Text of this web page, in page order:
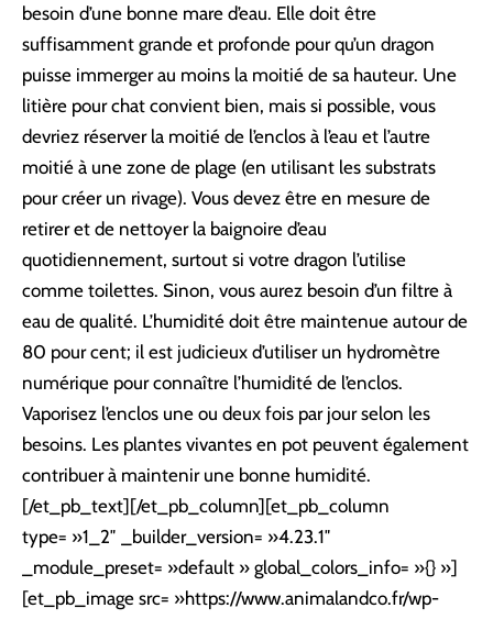
besoin d’une bonne mare d’eau. Elle doit être
suffisamment grande et profonde pour qu’un dragon
puisse immerger au moins la moitié de sa hauteur. Une
litière pour chat convient bien, mais si possible, vous
devriez réserver la moitié de l’enclos à l’eau et l’autre
moitié à une zone de plage (en utilisant les substrats
pour créer un rivage). Vous devez être en mesure de
retirer et de nettoyer la baignoire d’eau
quotidiennement, surtout si votre dragon l’utilise
comme toilettes. Sinon, vous aurez besoin d’un filtre à
eau de qualité. L’humidité doit être maintenue autour de
80 pour cent; il est judicieux d’utiliser un hydromètre
numérique pour connaître l’humidité de l’enclos.
Vaporisez l’enclos une ou deux fois par jour selon les
besoins. Les plantes vivantes en pot peuvent également
contribuer à maintenir une bonne humidité.
[/et_pb_text][/et_pb_column][et_pb_column
type= »1_2″ _builder_version= »4.23.1″
_module_preset= »default » global_colors_info= »{} »]
[et_pb_image src= »https://www.animalandco.fr/wp-